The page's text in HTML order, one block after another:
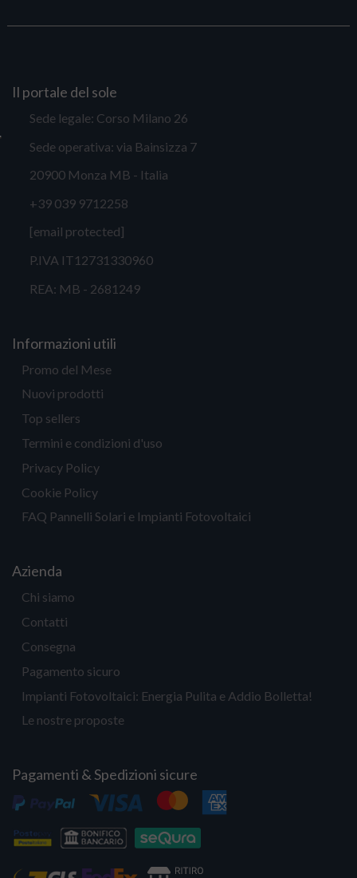
Il portale del sole
Sede legale: Corso Milano 26
Sede operativa: via Bainsizza 7
20900 Monza MB - Italia
+39 039 9712258
[email protected]
P.IVA IT12731330960
REA: MB - 2681249
Informazioni utili
Promo del Mese
Nuovi prodotti
Top sellers
Termini e condizioni d'uso
Privacy Policy
Cookie Policy
FAQ Pannelli Solari e Impianti Fotovoltaici
Azienda
Chi siamo
Contatti
Consegna
Pagamento sicuro
Impianti Fotovoltaici: Energia Pulita e Addio Bolletta!
Le nostre proposte
Pagamenti & Spedizioni sicure